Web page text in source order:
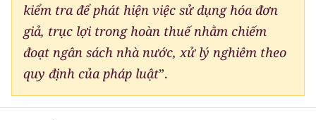
kiểm tra để phát hiện việc sử dụng hóa đơn
giả, trục lợi trong hoàn thuế nhằm chiếm
đoạt ngân sách nhà nước, xử lý nghiêm theo
quy định của pháp luật”.